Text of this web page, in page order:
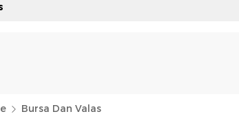
Bursa Dan Valas